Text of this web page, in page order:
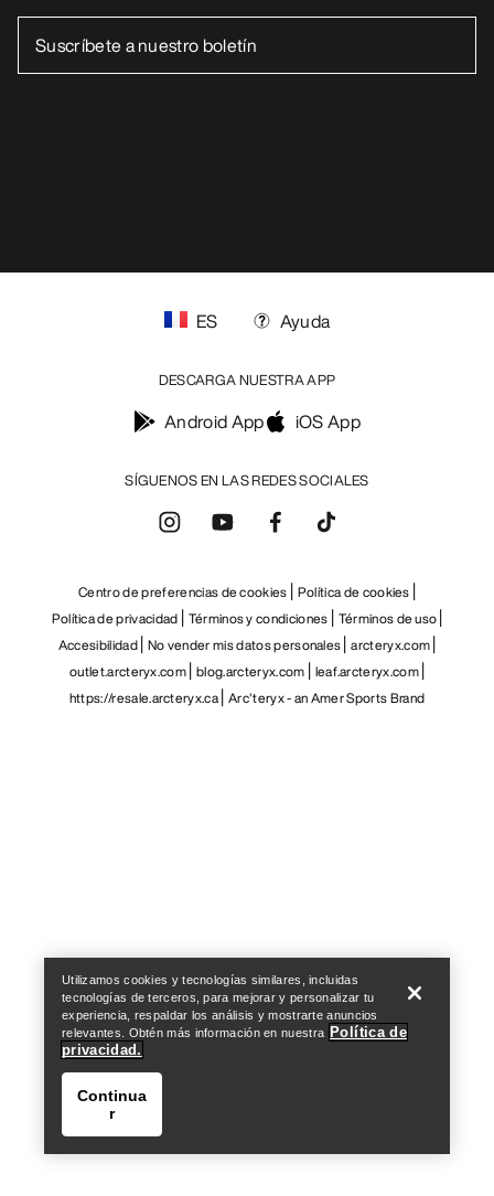
SÍGUENOS EN LAS REDES SOCIALES
ES Ayuda
DESCARGA NUESTRA APP
Android App iOS App
Centro de preferencias de cookies Política de cookies
Política de privacidad Términos y condiciones Términos de uso
Accesibilidad No vender mis datos personales arcteryx.com
outlet.arcteryx.com blog.arcteryx.com leaf.arcteryx.com
https://resale.arcteryx.ca Arc'teryx - an Amer Sports Brand
Utilizamos cookies y tecnologías similares, incluidas
tecnologías de terceros, para mejorar y personalizar tu
experiencia, respaldar los análisis y mostrarte anuncios
relevantes. Obtén más información en nuestra Política de
privacidad.
Continua
r